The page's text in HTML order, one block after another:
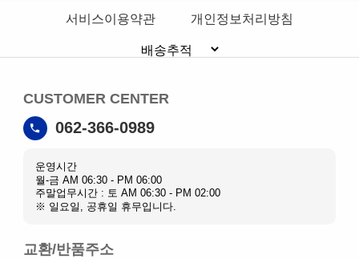
서비스이용약관 개인정보처리방침
CUSTOMER CENTER
062-366-0989
운영시간
월-금 AM 06:30 - PM 06:00
주말업무시간 : 토 AM 06:30 - PM 02:00
※ 일요일, 공휴일 휴무입니다.
교환/반품주소